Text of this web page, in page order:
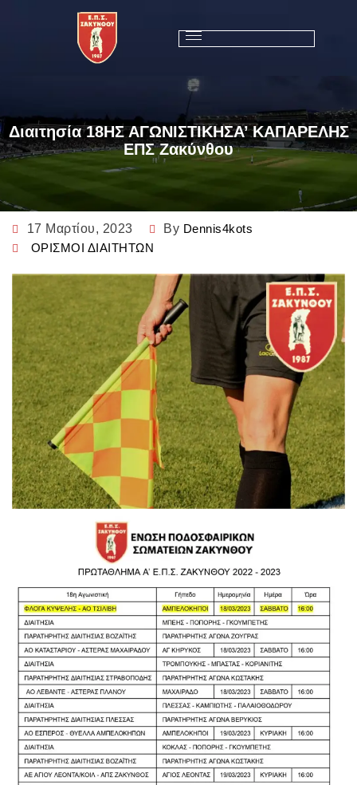
Διαιτησία 18ΗΣ ΑΓΩΝΙΣΤΙΚΗΣΑ’ ΚΑΠΑΡΕΛΗΣ
ΕΠΣ Ζακύνθου
17 Μαρτίου, 2023 By Dennis4kots
ΟΡΙΣΜΟΙ ΔΙΑΙΤΗΤΩΝ